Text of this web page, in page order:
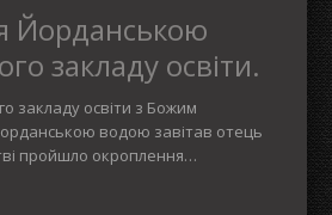
Йорданською
закладу освіти.
закладу освіти з Божим
водою завітав отець
пройшло окроплення…